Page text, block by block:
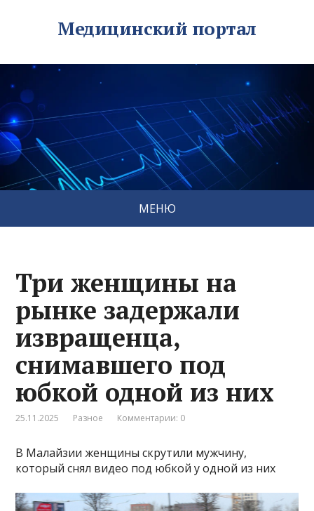
Медицинский портал
МЕНЮ
Три женщины на
рынке задержали
извращенца,
снимавшего под
юбкой одной из них
25.11.2025 Разное Комментарии: 0
В Малайзии женщины скрутили мужчину,
который снял видео под юбкой у одной из них